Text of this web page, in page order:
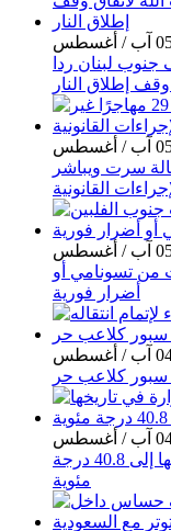
لبنان ردا
إطلاق النار
قبالة سرت ويباشر
القانونية
من تسونامي أو
أضرار فورية
سبور كلاعب حر
أعلى درجة حرارة في تاريخها مع وصولها إلى 40.8 درجة
مئوية